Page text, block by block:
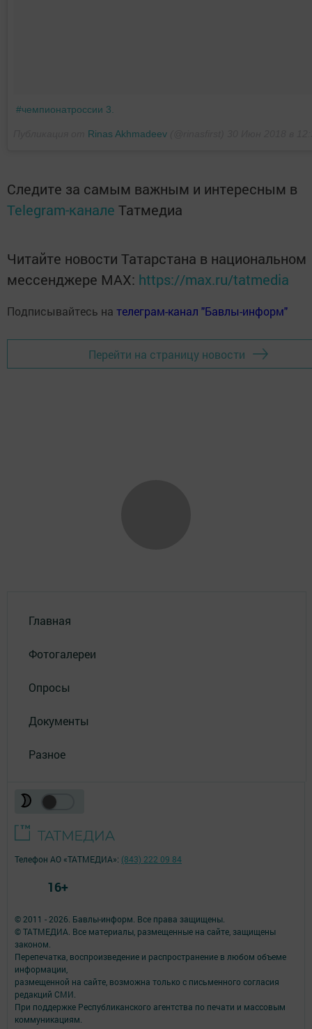
#чемпионатроссии 3.
Rinas Akhmadeev
Следите за самым важным и интересным в
Telegram-канале Татмедиа
Читайте новости Татарстана в национальном
мессенджере MАХ: https://max.ru/tatmedia
Подписывайтесь на телеграм-канал "Бавлы-информ"
Перейти на страницу новости
Главная
Фотогалереи
Опросы
Документы
Разное
© 2011 - 2026. Бавлы-информ. Все права защищены.
© ТАТМЕДИА. Все материалы, размещенные на сайте, защищены
законом.
Перепечатка, воспроизведение и распространение в любом объеме
информации,
размещенной на сайте, возможна только с письменного согласия
редакций СМИ.
При поддержке Республиканского агентства по печати и массовым
коммуникациям.
Телефон АО «ТАТМЕДИА»: (843) 222 09 84
16+